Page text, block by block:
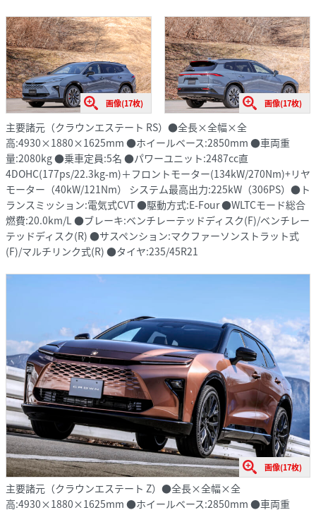
画像(17枚) 画像(17枚)
主要諸元（クラウンエステート RS）●全長×全幅×全
高:4930×1880×1625mm ●ホイールベース:2850mm ●車両重
量:2080kg ●乗車定員:5名 ●パワーユニット:2487cc直
4DOHC(177ps/22.3kg-m)＋フロントモーター(134kW/270Nm)+リヤ
モーター（40kW/121Nm） システム最高出力:225kW（306PS）●ト
ランスミッション:電気式CVT ●駆動方式:E-Four ●WLTCモード総合
燃費:20.0km/L ●ブレーキ:ベンチレーテッドディスク(F)/ベンチレー
テッドディスク(R) ●サスペンション:マクファーソンストラット式
(F)/マルチリンク式(R) ●タイヤ:235/45R21
画像(17枚)
主要諸元（クラウンエステート Z）●全長×全幅×全
高:4930×1880×1625mm ●ホイールベース:2850mm ●車両重